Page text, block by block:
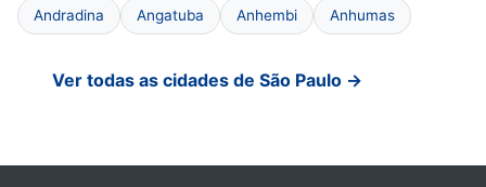
Andradina Angatuba Anhembi Anhumas
Ver todas as cidades de São Paulo →